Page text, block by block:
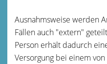
Ausnahmsweise werden
Fällen auch "extern"
Person erhält dadurch
Versorgung bei einem